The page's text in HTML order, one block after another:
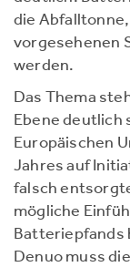
die
vorgesehenen
werden.
Das Thema
Ebene deutlich
Europäischen
Jahres auf
falsch
mögliche
Batteriepfands
Denuo muss